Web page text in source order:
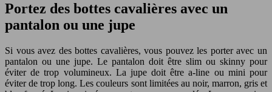
Portez des bottes cavalières avec un
pantalon ou une jupe
Si vous avez des bottes cavalières, vous pouvez les porter avec un
pantalon ou une jupe. Le pantalon doit être slim ou skinny pour
éviter de trop volumineux. La jupe doit être a-line ou mini pour
éviter de trop long. Les couleurs sont limitées au noir, marron, gris et